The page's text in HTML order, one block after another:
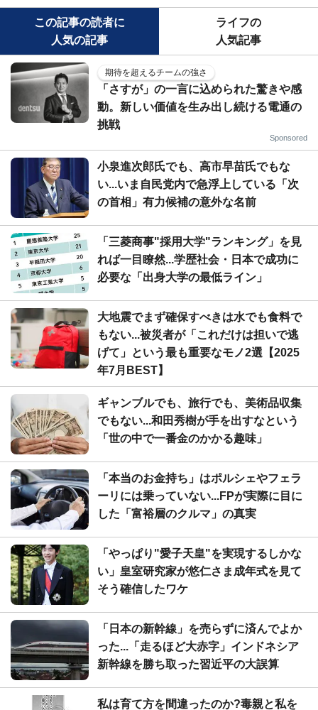
この記事の読者に
人気の記事
ライフの
人気記事
期待を超えるチームの強さ
「さすが」の一言に込められた驚きや感
動。新しい価値を生み出し続ける電通の
挑戦
Sponsored
小泉進次郎氏でも、高市早苗氏でもな
い...いま自民党内で急浮上している「次
の首相」有力候補の意外な名前
「三菱商事"採用大学"ランキング」を見
れば一目瞭然...学歴社会・日本で成功に
必要な「出身大学の最低ライン」
大地震でまず確保すべきは水でも食料で
もない...被災者が「これだけは担いで逃
げて」という最も重要なモノ2選【2025
年7月BEST】
ギャンブルでも、旅行でも、美術品収集
でもない...和田秀樹が手を出すなという
「世の中で一番金のかかる趣味」
「本当のお金持ち」はポルシェやフェラ
ーリには乗っていない...FPが実際に目に
した「富裕層のクルマ」の真実
「やっぱり"愛子天皇"を実現するしかな
い」皇室研究家が悠仁さま成年式を見て
そう確信したワケ
「日本の新幹線」を売らずに済んでよか
った...「走るほど大赤字」インドネシア
新幹線を勝ち取った習近平の大誤算
私は育て方を間違ったのか?毒親と私を